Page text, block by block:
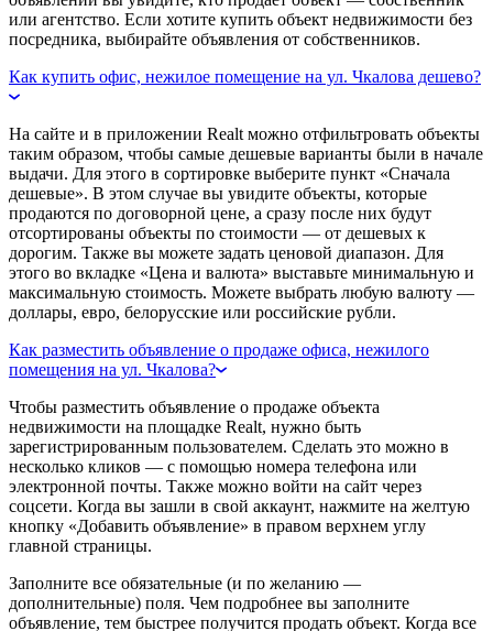
или агентство. Если хотите купить объект недвижимости без
посредника, выбирайте объявления от собственников.
Как купить офис, нежилое помещение на ул. Чкалова дешево?
На сайте и в приложении Realt можно отфильтровать объекты
таким образом, чтобы самые дешевые варианты были в начале
выдачи. Для этого в сортировке выберите пункт «Сначала
дешевые». В этом случае вы увидите объекты, которые
продаются по договорной цене, а сразу после них будут
отсортированы объекты по стоимости — от дешевых к
дорогим. Также вы можете задать ценовой диапазон. Для
этого во вкладке «Цена и валюта» выставьте минимальную и
максимальную стоимость. Можете выбрать любую валюту —
доллары, евро, белорусские или российские рубли.
Как разместить объявление о продаже офиса, нежилого
помещения на ул. Чкалова?
Чтобы разместить объявление о продаже объекта
недвижимости на площадке Realt, нужно быть
зарегистрированным пользователем. Сделать это можно в
несколько кликов — с помощью номера телефона или
электронной почты. Также можно войти на сайт через
соцсети. Когда вы зашли в свой аккаунт, нажмите на желтую
кнопку «Добавить объявление» в правом верхнем углу
главной страницы.
Заполните все обязательные (и по желанию —
дополнительные) поля. Чем подробнее вы заполните
объявление, тем быстрее получится продать объект. Когда все